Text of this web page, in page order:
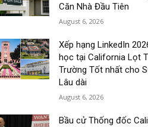
Căn Nhà Đầu Tiên
August 6, 2026
Xếp hạng LinkedIn
học tại California Lọt
Trường Tốt nhất cho
Lâu dài
August 6, 2026
Bầu cử Thống đốc